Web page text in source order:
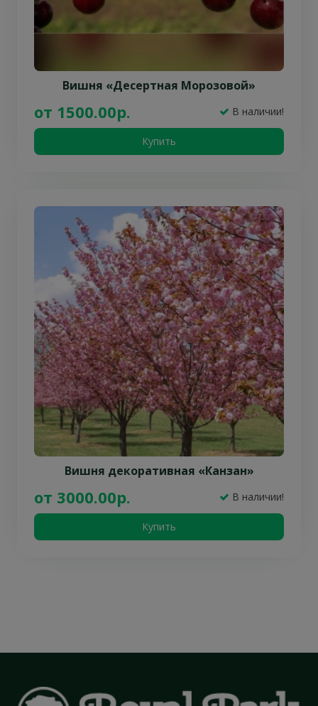
Вишня «Десертная Морозовой»
от 1500.00р. В наличии!
Купить
Вишня декоративная «Канзан»
от 3000.00р. В наличии!
Купить